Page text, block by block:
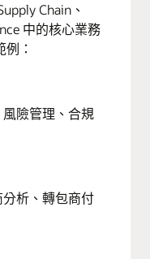
Chain、
中的核心業務
：
險管理、合規
析、轉包商付